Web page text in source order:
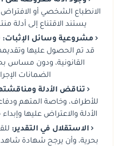
الانطباع الشخصي أو
يستند الاقتناع إلى أدلة
مشروعية وسائل الإثبات:
قد تم الحصول عليها
القانونية، ودون مساس
الضمانات
تناقض الأدلة
للأطراف، وخاصة المتهم
الأدلة والاعتراض عليها
الاستقلال في التقدير:
بحرية، وأن يرجح شهادة شاهد